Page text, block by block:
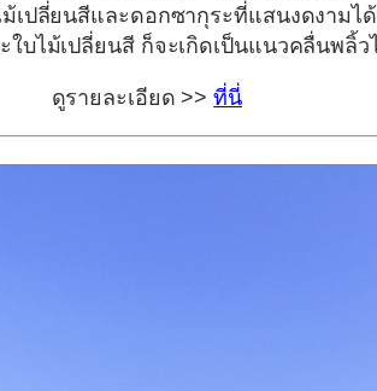
เปลี่ยนสีและดอกซากุระที่แสนงดงามไ
บไม้เปลี่ยนสี ก็จะเกิดเป็นแนวคลื่นพลิ้ว
ดูรายละเอียด >>ที่นี่